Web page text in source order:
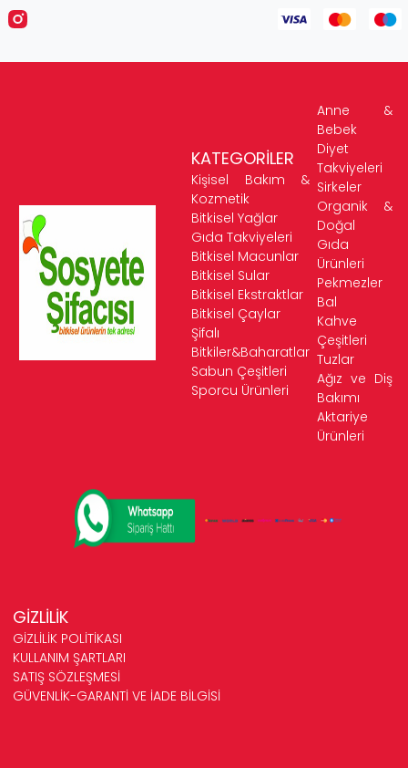
KATEGORİLER
Kişisel Bakım &
Kozmetik
Bitkisel Yağlar
Gıda Takviyeleri
Bitkisel Macunlar
Bitkisel Sular
Bitkisel Ekstraktlar
Bitkisel Çaylar
Şifalı
Bitkiler&Baharatlar
Sabun Çeşitleri
Sporcu Ürünleri
Anne &
Bebek
Diyet
Takviyeleri
Sirkeler
Organik &
Doğal
Gıda
Ürünleri
Pekmezler
Bal
Kahve
Çeşitleri
Tuzlar
Ağız ve Diş
Bakımı
Aktariye
Ürünleri
GİZLİLİK
GİZLİLİK POLİTİKASI
KULLANIM ŞARTLARI
SATIŞ SÖZLEŞMESİ
GÜVENLİK-GARANTİ VE İADE BİLGİSİ